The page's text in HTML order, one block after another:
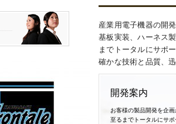
産業用電子機器の開
基板実装、ハーネス
までトータルにサポ
確かな技術と品質、
開発案内
お客様の製品開発を企
至るまでトータルにサ